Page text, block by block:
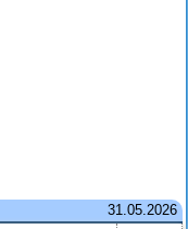
31.05.2026